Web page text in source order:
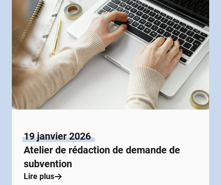
19 janvier 2026
Atelier de rédaction de demande de
subvention
Lire plus